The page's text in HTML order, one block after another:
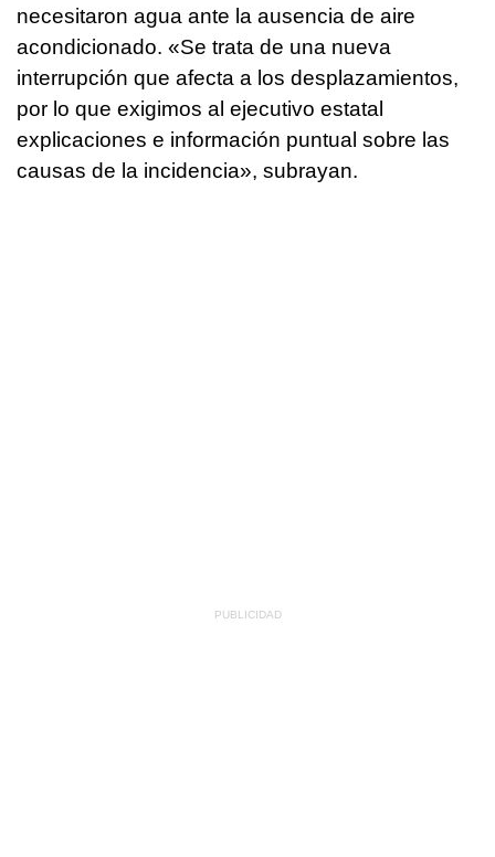
necesitaron agua ante la ausencia de aire
acondicionado. «Se trata de una nueva
interrupción que afecta a los desplazamientos,
por lo que exigimos al ejecutivo estatal
explicaciones e información puntual sobre las
causas de la incidencia», subrayan.